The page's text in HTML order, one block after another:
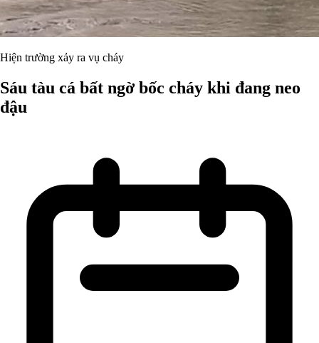
Hiện trường xảy ra vụ cháy
Sáu tàu cá bất ngờ bốc cháy khi đang neo
đậu